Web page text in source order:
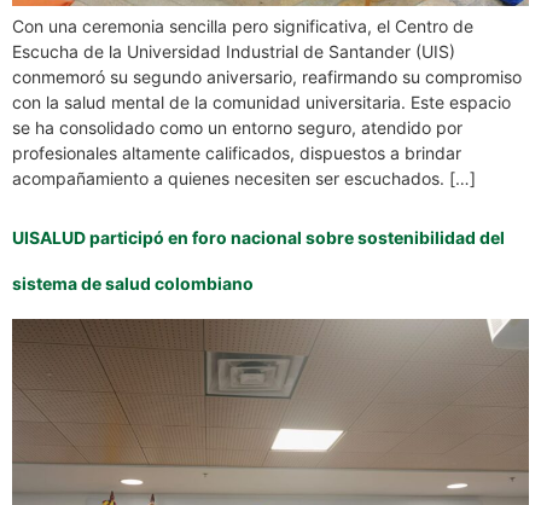
Con una ceremonia sencilla pero significativa, el Centro de
Escucha de la Universidad Industrial de Santander (UIS)
conmemoró su segundo aniversario, reafirmando su compromiso
con la salud mental de la comunidad universitaria. Este espacio
se ha consolidado como un entorno seguro, atendido por
profesionales altamente calificados, dispuestos a brindar
acompañamiento a quienes necesiten ser escuchados. […]
UISALUD participó en foro nacional sobre sostenibilidad del
sistema de salud colombiano